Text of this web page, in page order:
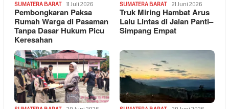
SUMATERA BARAT 11 Juli 2026
Pembongkaran Paksa
Rumah Warga di Pasaman
Tanpa Dasar Hukum Picu
Keresahan
SUMATERA BARAT 21 Juni 2026
Truk Miring Hambat Arus
Lalu Lintas di Jalan Panti–
Simpang Empat